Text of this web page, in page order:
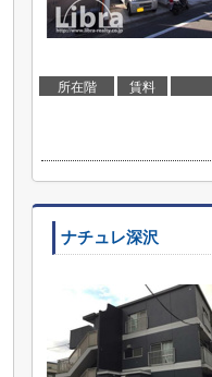
所在階 賃料
ナチュレ深沢